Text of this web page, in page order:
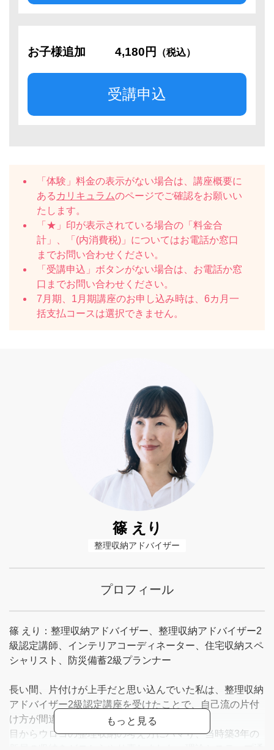
お子様追加 4,180円 （税込）
受講申込
「体験」料金の表示がない場合は、講座概要に
ある カリキュラムのページでご確認をお願いい
たします。
「★」印が表示されている場合の「料金合
計」、「(内消費税)」についてはお電話か窓口
までお問い合わせください。
「受講申込」ボタンがない場合は、お電話か窓
口までお問い合わせください。
7月期、1月期講座のお申し込み時は、6カ月一
括支払コースは選択できません。
篠 えり
整理収納アドバイザー
プロフィール
篠 えり：整理収納アドバイザー、整理収納アドバイザー2
級認定講師、インテリアコーディネーター、住宅収納スペ
シャリスト、防災備蓄2級プランナー
長い間、片付けが上手だと思い込んでいた私は、整理収納
アドバイザー2級認定講座を受けたことで、自己流の片付
け方が間違っていたことに気づきました。
目からウロコの整理収納の考え方にハマり、当時築3年の